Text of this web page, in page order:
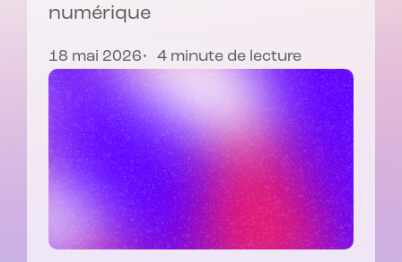
numérique
18 mai 2026 4 minute de lecture